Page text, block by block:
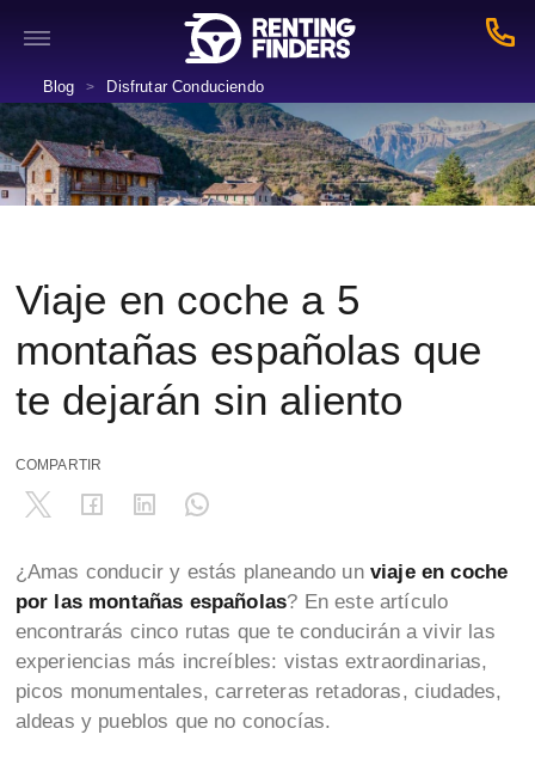
Blog > Disfrutar Conduciendo
Viaje en coche a 5
montañas españolas que
te dejarán sin aliento
COMPARTIR
¿Amas conducir y estás planeando un viaje en coche
por las montañas españolas? En este artículo
encontrarás cinco rutas que te conducirán a vivir las
experiencias más increíbles: vistas extraordinarias,
picos monumentales, carreteras retadoras, ciudades,
aldeas y pueblos que no conocías.